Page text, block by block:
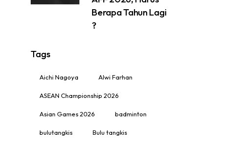
Berapa Tahun Lagi
?
Tags
Aichi Nagoya Alwi Farhan
ASEAN Championship 2026
Asian Games 2026 badminton
bulutangkis Bulu tangkis